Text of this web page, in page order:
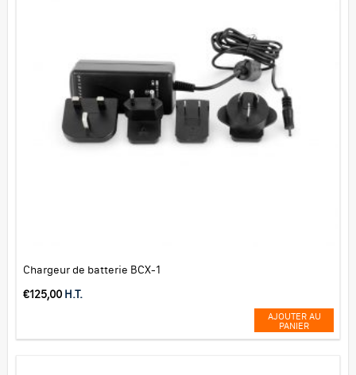
Chargeur de batterie BCX-1
€125,00 H.T.
AJOUTER AU
PANIER